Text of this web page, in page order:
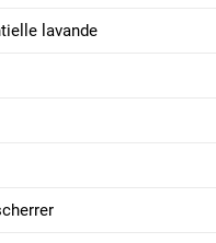
lavande